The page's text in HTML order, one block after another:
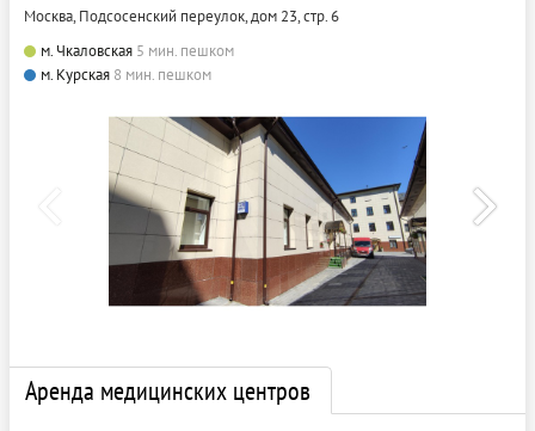
Москва, Подсосенский переулок, дом 23, стр. 6
м. Чкаловская 5 мин. пешком
м. Курская 8 мин. пешком
Аренда медицинских центров